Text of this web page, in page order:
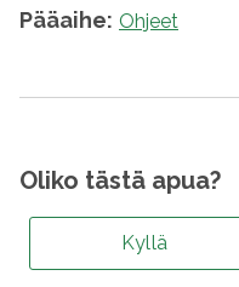
Pääaihe: Ohjeet
Oliko tästä apua?
Kyllä